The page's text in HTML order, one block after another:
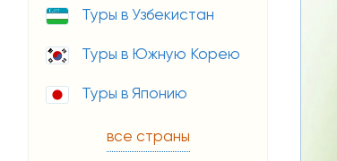
Туры в Узбекистан
Туры в Южную Корею
Туры в Японию
все страны